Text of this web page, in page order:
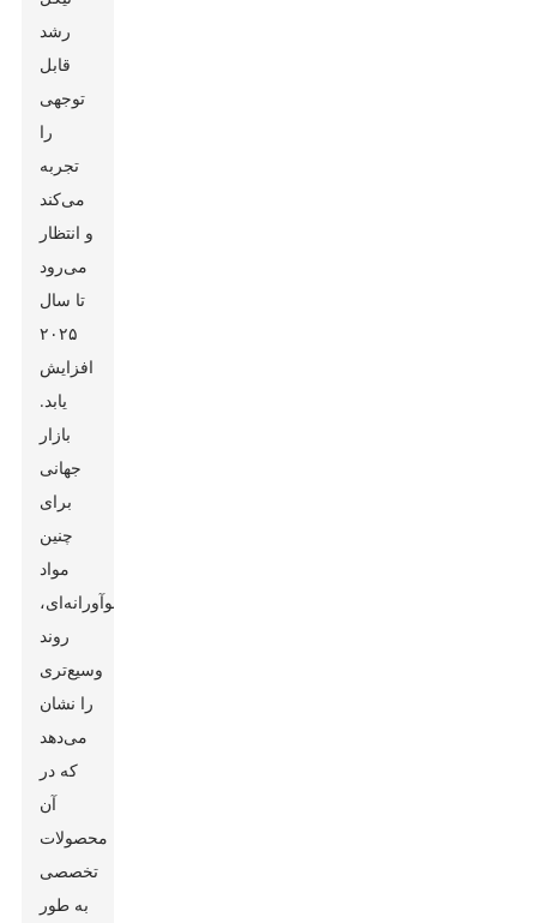
رشد
قابل
توجهی
را
تجربه
می‌کند
و انتظار
می‌رود
تا سال
۲۰۲۵
افزایش
یابد.
بازار
جهانی
برای
چنین
مواد
نوآورانه‌ای،
روند
وسیع‌تری
را نشان
می‌دهد
که در
آن
محصولات
تخصصی
به طور